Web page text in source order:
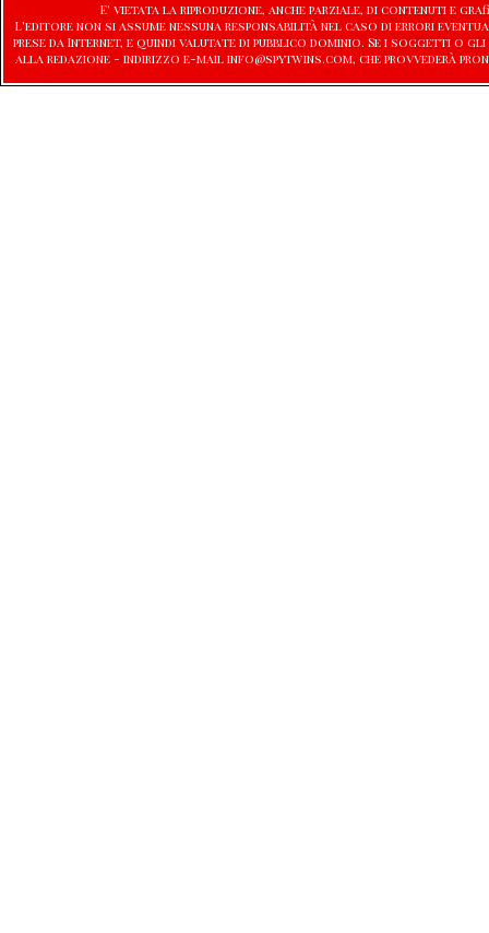
E' vietata la riproduzione, anche parziale, di contenuti e
L'editore non si assume nessuna responsabilità nel caso di errori
prese da Internet, e quindi valutate di pubblico dominio. Se i soggetti
alla redazione - indirizzo e-mail info@spytwins.com, che provvederà